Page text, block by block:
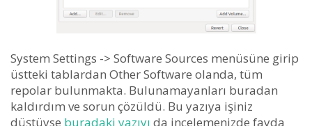
System Settings -> Software Sources menüsüne girip
üstteki tablardan Other Software olanda, tüm
repolar bulunmakta. Bulunamayanları buradan
kaldırdım ve sorun çözüldü. Bu yazıya işiniz
düştüyse buradaki yazıyı da incelemenizde fayda